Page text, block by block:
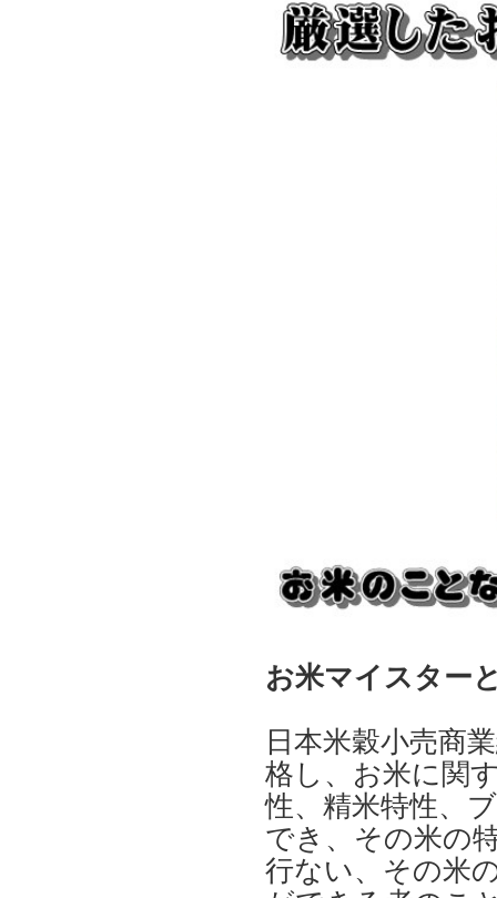
お米マイスター
日本米穀小売商
格し、お米に関
性、精米特性、
でき、その米の
行ない、その米